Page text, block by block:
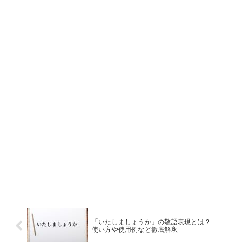
「いたしましょうか」の敬語表現とは？
使い方や使用例など徹底解釈